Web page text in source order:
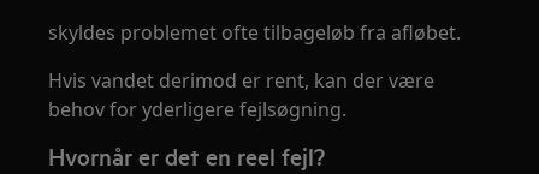
skyldes problemet ofte tilbageløb fra afløbet.
Hvis vandet derimod er rent, kan der være
behov for yderligere fejlsøgning.
Hvornår er det en reel fejl?